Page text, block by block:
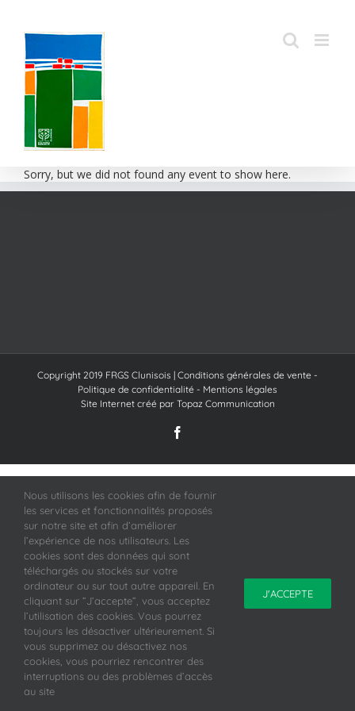
contenu
Sorry, but we did not found any event to show here.
Copyright 2019 FRGS Clunisois | Conditions générales de vente -
Politique de confidentialité - Mentions légales
Site Internet créé par Topaz Communication
Nous utilisons les cookies afin de fournir
les services et fonctionnalités proposés
sur notre site et afin d’améliorer
l’expérience de nos utilisateurs. Les
cookies sont des données qui sont
téléchargés ou stockés sur votre
ordinateur ou sur tout autre appareil. En
cliquant sur ”J’accepte”, vous acceptez
l’utilisation des cookies. Vous pourrez
toujours les désactiver ultérieurement. Si
vous supprimez ou désactivez nos
cookies, vous pourriez rencontrer des
interruptions ou des problèmes d’accès
au site
J'ACCEPTE